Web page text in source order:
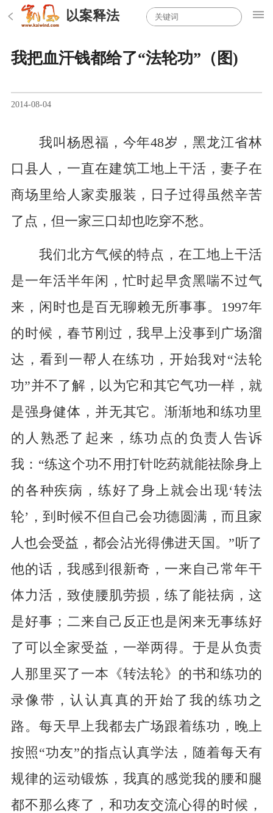
以案释法
我把血汗钱都给了“法轮功”（图)
2014-08-04
我叫杨恩福，今年48岁，黑龙江省林
口县人，一直在建筑工地上干活，妻子在
商场里给人家卖服装，日子过得虽然辛苦
了点，但一家三口却也吃穿不愁。
我们北方气候的特点，在工地上干活
是一年活半年闲，忙时起早贪黑喘不过气
来，闲时也是百无聊赖无所事事。1997年
的时候，春节刚过，我早上没事到广场溜
达，看到一帮人在练功，开始我对“法轮
功”并不了解，以为它和其它气功一样，就
是强身健体，并无其它。渐渐地和练功里
的人熟悉了起来，练功点的负责人告诉
我：“练这个功不用打针吃药就能祛除身上
的各种疾病，练好了身上就会出现‘转法
轮’，到时候不但自己会功德圆满，而且家
人也会受益，都会沾光得佛进天国。”听了
他的话，我感到很新奇，一来自己常年干
体力活，致使腰肌劳损，练了能祛病，这
是好事；二来自己反正也是闲来无事练好
了可以全家受益，一举两得。于是从负责
人那里买了一本《转法轮》的书和练功的
录像带，认认真真的开始了我的练功之
路。每天早上我都去广场跟着练功，晚上
按照“功友”的指点认真学法，随着每天有
规律的运动锻炼，我真的感觉我的腰和腿
都不那么疼了，和功友交流心得的时候，